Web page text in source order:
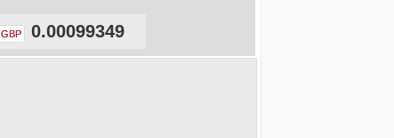
GBP 0.00099349